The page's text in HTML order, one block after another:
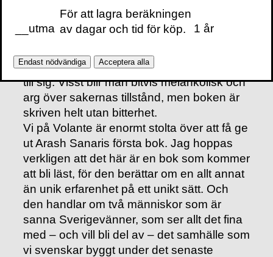
Jamshids upplevelser av Sverige så
oerhört lätta att ta till sig. Det har blivit en
erfarenheter och gör dem oerhört lätta att ta
till sig. Visst blir man bitvis melankolisk och
arg över sakernas tillstånd, men boken är
skriven helt utan bitterhet.
Vi på Volante är enormt stolta över att få ge
ut Arash Sanaris första bok. Jag hoppas
verkligen att det här är en bok som kommer
att bli läst, för den berättar om en allt annat
än unik erfarenhet på ett unikt sätt. Och
den handlar om två människor som är
sanna Sverigevänner, som ser allt det fina
med – och vill bli del av – det samhälle som
vi svenskar byggt under det senaste
__utma
För att lagra beräkningen
av dagar och tid för köp.
1 år
Endast nödvändiga Acceptera alla